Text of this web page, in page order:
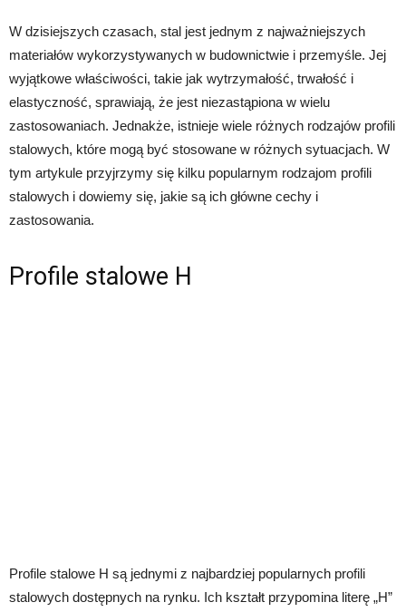
W dzisiejszych czasach, stal jest jednym z najważniejszych
materiałów wykorzystywanych w budownictwie i przemyśle. Jej
wyjątkowe właściwości, takie jak wytrzymałość, trwałość i
elastyczność, sprawiają, że jest niezastąpiona w wielu
zastosowaniach. Jednakże, istnieje wiele różnych rodzajów profili
stalowych, które mogą być stosowane w różnych sytuacjach. W
tym artykule przyjrzymy się kilku popularnym rodzajom profili
stalowych i dowiemy się, jakie są ich główne cechy i
zastosowania.
Profile stalowe H
Profile stalowe H są jednymi z najbardziej popularnych profili
stalowych dostępnych na rynku. Ich kształt przypomina literę „H”